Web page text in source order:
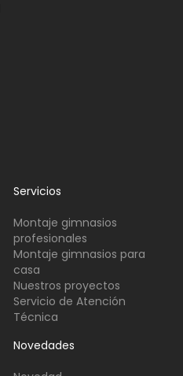
Servicios
Montaje gimnasios
profesionales
Montaje gimnasios para
casa
Nuestros proyectos
Servicio de Atención
Técnica
Novedades